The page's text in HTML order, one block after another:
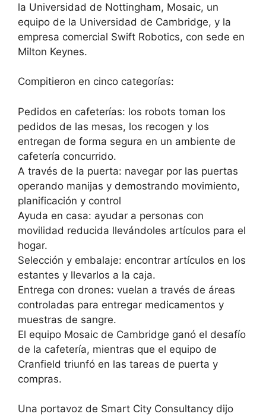
la Universidad de Nottingham, Mosaic, un
equipo de la Universidad de Cambridge, y la
empresa comercial Swift Robotics, con sede en
Milton Keynes.
Compitieron en cinco categorías:
Pedidos en cafeterías: los robots toman los
pedidos de las mesas, los recogen y los
entregan de forma segura en un ambiente de
cafetería concurrido.
A través de la puerta: navegar por las puertas
operando manijas y demostrando movimiento,
planificación y control
Ayuda en casa: ayudar a personas con
movilidad reducida llevándoles artículos para el
hogar.
Selección y embalaje: encontrar artículos en los
estantes y llevarlos a la caja.
Entrega con drones: vuelan a través de áreas
controladas para entregar medicamentos y
muestras de sangre.
El equipo Mosaic de Cambridge ganó el desafío
de la cafetería, mientras que el equipo de
Cranfield triunfó en las tareas de puerta y
compras.
Una portavoz de Smart City Consultancy dijo